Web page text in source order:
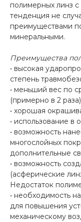
полимерных линз
тенденция не
преимуществами
минеральными.
Преимущества
• высокая
степень
• меньший вес по
(примерно в 2 раза)
• хорошая
• использование в
• возможность
многослойных
дополнительные
• возможность
(асферические
Недостаток
• необходимость
для повышения
механическому